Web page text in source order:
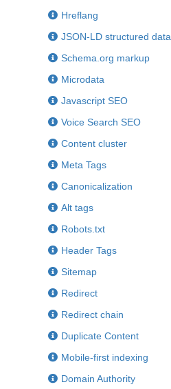
Hreflang
JSON-LD structured data
Schema.org markup
Microdata
Javascript SEO
Voice Search SEO
Content cluster
Meta Tags
Canonicalization
Alt tags
Robots.txt
Header Tags
Sitemap
Redirect
Redirect chain
Duplicate Content
Mobile-first indexing
Domain Authority